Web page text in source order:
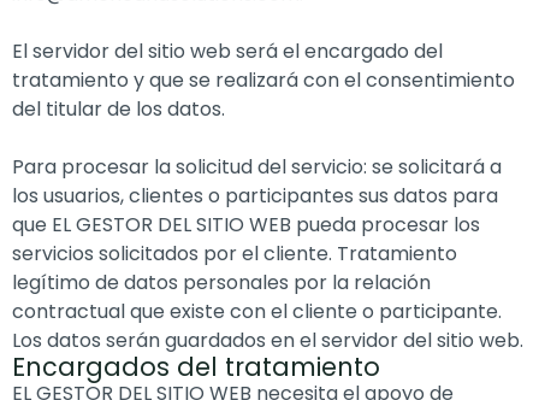
El servidor del sitio web será el encargado del
tratamiento y que se realizará con el consentimiento
del titular de los datos.
Para procesar la solicitud del servicio: se solicitará a
los usuarios, clientes o participantes sus datos para
que EL GESTOR DEL SITIO WEB pueda procesar los
servicios solicitados por el cliente. Tratamiento
legítimo de datos personales por la relación
contractual que existe con el cliente o participante.
Los datos serán guardados en el servidor del sitio web.
Encargados del tratamiento
EL GESTOR DEL SITIO WEB necesita el apoyo de